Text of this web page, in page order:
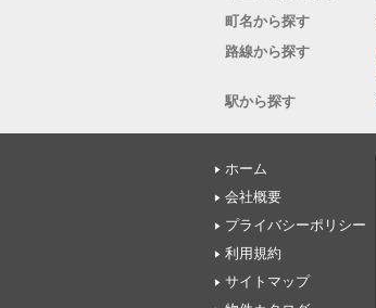
町名から探す
路線から探す
駅から探す
ホーム
会社概要
プライバシーポリシー
利用規約
サイトマップ